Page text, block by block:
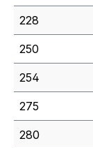
228
250
254
275
280